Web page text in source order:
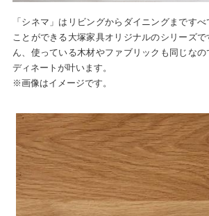
「シネマ」はリビングからダイニングまです
ことができる大塚家具オリジナルのシリーズ
ん、使っている木材やファブリックも同じな
ディネートが叶います。
※画像はイメージです。